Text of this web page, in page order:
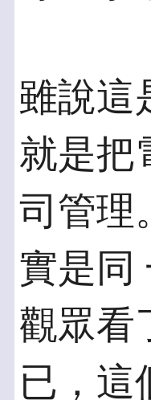
雖說這
就是把
司管理
實是同
觀眾看
已，這